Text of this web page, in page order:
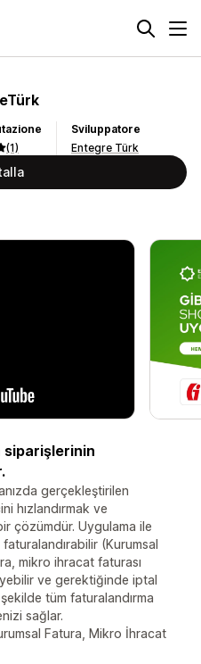
(1)
Sviluppatore
Entegre Türk
siparişlerinin
gerçekleştirilen
hızlandırmak ve
çözümdür. Uygulama ile
(Kurumsal
mikro ihracat faturası
ve gerektiğinde iptal
tüm faturalandırma
sağlar.
Fatura, Mikro İhracat